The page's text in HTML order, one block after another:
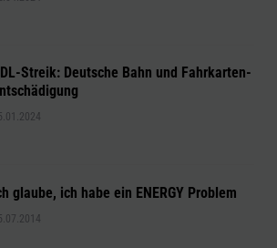
Streik: Deutsche Bahn und Fahrkarten-
glaube, ich habe ein ENERGY Problem